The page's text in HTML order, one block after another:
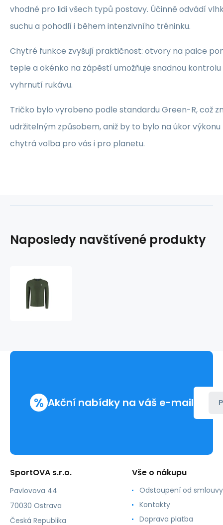
vhodné pro lidi všech typů postavy. Účinně odvádí
suchu a pohodlí i během intenzivního tréninku.
Chytré funkce zvyšují praktičnost: otvory na palce
teple a okénko na zápěstí umožňuje snadnou
vyhrnutí rukávu.
Tričko bylo vyrobeno podle standardu Green-R, což
udržitelným způsobem, aniž by to bylo na úkor
chytrá volba pro vás i pro planetu.
Naposledy navštívené produkty
% Akční nabídky na váš e-mail
SportOVA s.r.o.
Pavlovova 44
70030 Ostrava
Česká Republika
Vše o nákupu
Odstoupení od smlouvy
Kontakty
Doprava platba